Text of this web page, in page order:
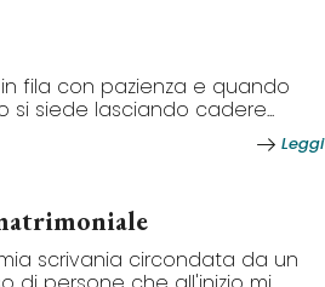
fila con pazienza e quando
si siede lasciando cadere...
Leggi
scrivania circondata da un